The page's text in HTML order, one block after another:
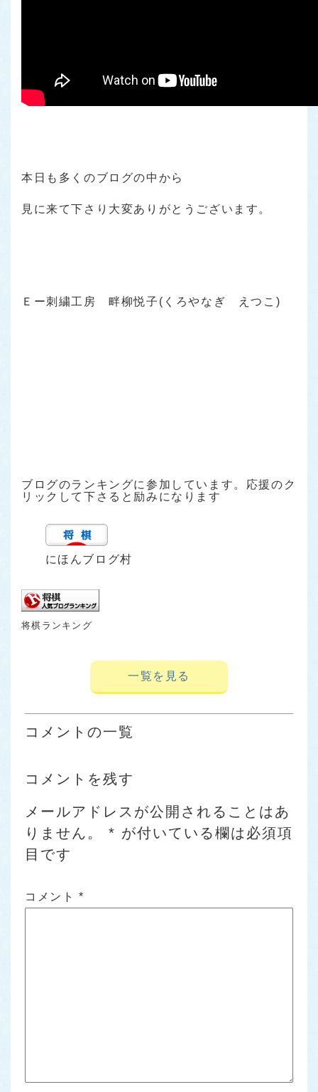
本日も多くのブログの中から
見に来て下さり大変ありがとうございます。
Ｅー刺繍工房 畔柳悦子(くろやなぎ えつこ)
ブログのランキングに参加しています。応援のク
リックして下さると励みになります
にほんブログ村
将棋ランキング
一覧を見る
コメントの一覧
コメントを残す
メールアドレスが公開されることはあ
りません。
* が付いている欄は必須項
目です
コメント *